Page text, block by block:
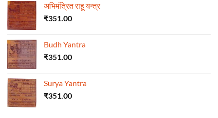
अभिमंत्रित राहू यन्त्र
₹351.00
Budh Yantra
₹351.00
Surya Yantra
₹351.00